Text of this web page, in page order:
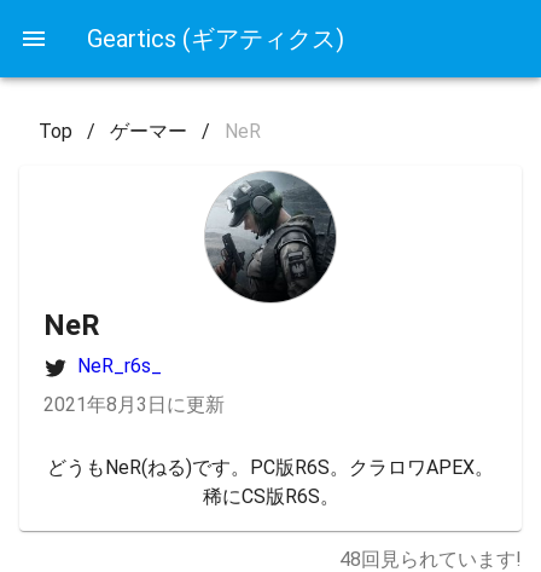
Geartics (ギアティクス)
Top / ゲーマー / NeR
NeR
NeR_r6s_
2021年8月3日に更新
どうもNeR(ねる)です。PC版R6S。クラロワAPEX。
稀にCS版R6S。
48回見られています!